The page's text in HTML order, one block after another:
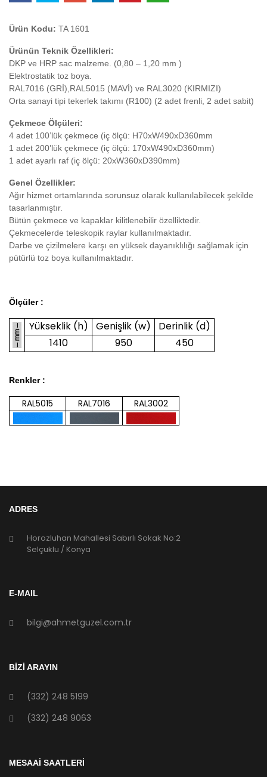
Ürün Kodu: TA 1601
Ürünün Teknik Özellikleri:
DKP ve HRP sac malzeme. (0,80 – 1,20 mm )
Elektrostatik toz boya.
RAL7016 (GRİ),RAL5015 (MAVİ) ve RAL3020 (KIRMIZI)
Orta sanayi tipi tekerlek takımı (R100) (2 adet frenli, 2 adet sabit)
Çekmece Ölçüleri:
4 adet 100’lük çekmece (iç ölçü: H70xW490xD360mm
1 adet 200’lük çekmece (iç ölçü: 170xW490xD360mm)
1 adet ayarlı raf (iç ölçü: 20xW360xD390mm)
Genel Özellikler:
Ağır hizmet ortamlarında sorunsuz olarak kullanılabilecek şekilde
tasarlanmıştır.
Bütün çekmece ve kapaklar kilitlenebilir özelliktedir.
Çekmecelerde teleskopik raylar kullanılmaktadır.
Darbe ve çizilmelere karşı en yüksek dayanıklılığı sağlamak için
pütürlü toz boya kullanılmaktadır.
Ölçüler :
Yükseklik (h) Genişlik (w)
Derinlik (d)
1410
950 450
Renkler :
RAL5015 RAL7016 RAL3002
ADRES
Horozluhan Mahallesi Sabırlı Sokak No:2
Selçuklu / Konya
E-MAIL
bilgi@ahmetguzel.com.tr
BİZİ ARAYIN
(332) 248 5199
(332) 248 9063
MESAAİ SAATLERİ